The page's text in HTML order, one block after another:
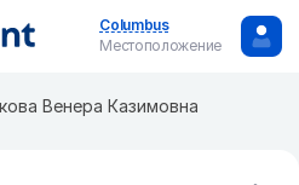
Columbus
Местоположение
Венера Казимовна